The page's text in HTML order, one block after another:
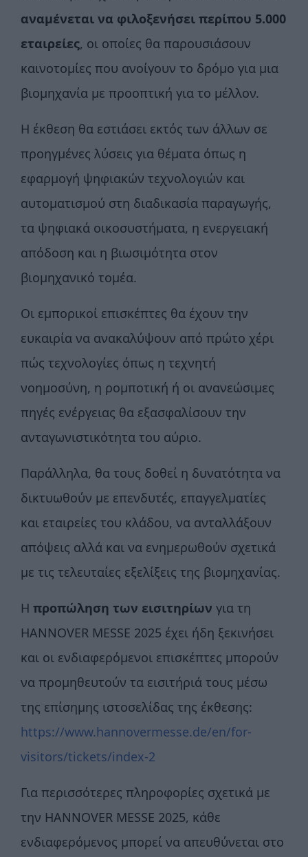
αναμένεται να φιλοξενήσει περίπου 5.000
εταιρείες, οι οποίες θα παρουσιάσουν
καινοτομίες που ανοίγουν το δρόμο για μια
βιομηχανία με προοπτική για το μέλλον.
Η έκθεση θα εστιάσει εκτός των άλλων σε
προηγμένες λύσεις για θέματα όπως η
εφαρμογή ψηφιακών τεχνολογιών και
αυτοματισμού στη διαδικασία παραγωγής,
τα ψηφιακά οικοσυστήματα, η ενεργειακή
απόδοση και η βιωσιμότητα στον
βιομηχανικό τομέα.
Οι εμπορικοί επισκέπτες θα έχουν την
ευκαιρία να ανακαλύψουν από πρώτο χέρι
πώς τεχνολογίες όπως η τεχνητή
νοημοσύνη, η ρομποτική ή οι ανανεώσιμες
πηγές ενέργειας θα εξασφαλίσουν την
ανταγωνιστικότητα του αύριο.
Παράλληλα, θα τους δοθεί η δυνατότητα να
δικτυωθούν με επενδυτές, επαγγελματίες
και εταιρείες του κλάδου, να ανταλλάξουν
απόψεις αλλά και να ενημερωθούν σχετικά
με τις τελευταίες εξελίξεις της βιομηχανίας.
Η προπώληση των εισιτηρίων για τη
HANNOVER MESSE 2025 έχει ήδη ξεκινήσει
και οι ενδιαφερόμενοι επισκέπτες μπορούν
να προμηθευτούν τα εισιτήριά τους μέσω
της επίσημης ιστοσελίδας της έκθεσης:
https://www.hannovermesse.de/en/for-
visitors/tickets/index-2
Για περισσότερες πληροφορίες σχετικά με
την HANNOVER MESSE 2025, κάθε
ενδιαφερόμενος μπορεί να απευθύνεται στο